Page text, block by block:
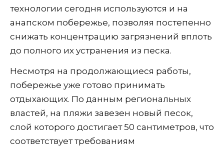
технологии сегодня используются и на
анапском побережье, позволяя постепенно
снижать концентрацию загрязнений вплоть
до полного их устранения из песка.
Несмотря на продолжающиеся работы,
побережье уже готово принимать
отдыхающих. По данным региональных
властей, на пляжи завезен новый песок,
слой которого достигает 50 сантиметров, что
соответствует требованиям